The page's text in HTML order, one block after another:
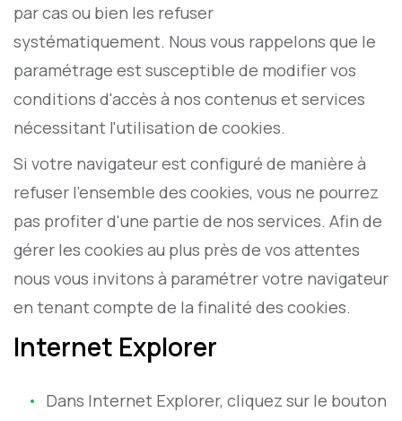
par cas ou bien les refuser
systématiquement. Nous vous rappelons que le
paramétrage est susceptible de modifier vos
conditions d'accès à nos contenus et services
nécessitant l'utilisation de cookies.
Si votre navigateur est configuré de manière à
refuser l'ensemble des cookies, vous ne pourrez
pas profiter d'une partie de nos services. Afin de
gérer les cookies au plus près de vos attentes
nous vous invitons à paramétrer votre navigateur
en tenant compte de la finalité des cookies.
Internet Explorer
Dans Internet Explorer, cliquez sur le bouton